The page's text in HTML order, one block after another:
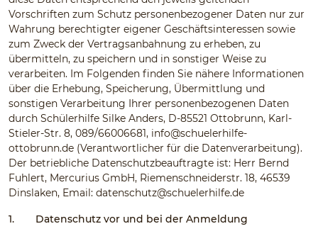
Vorschriften zum Schutz personenbezogener Daten nur zur
Wahrung berechtigter eigener Geschäftsinteressen sowie
zum Zweck der Vertragsanbahnung zu erheben, zu
übermitteln, zu speichern und in sonstiger Weise zu
verarbeiten. Im Folgenden finden Sie nähere Informationen
über die Erhebung, Speicherung, Übermittlung und
sonstigen Verarbeitung Ihrer personenbezogenen Daten
durch Schülerhilfe Silke Anders, D-85521 Ottobrunn, Karl-
Stieler-Str. 8, 089/66006681, info@schuelerhilfe-
ottobrunn.de (Verantwortlicher für die Datenverarbeitung).
Der betriebliche Datenschutzbeauftragte ist: Herr Bernd
Fuhlert, Mercurius GmbH, Riemenschneiderstr. 18, 46539
Dinslaken, Email: datenschutz@schuelerhilfe.de
1. Datenschutz vor und bei der Anmeldung